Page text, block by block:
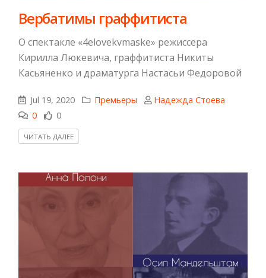
Вербатимы граффитиста
О спектакле «4elovekvmaske» режиссера
Кирилла Люкевича, граффитиста Никиты
Касьяненко и драматурга Настасьи Федоровой
Jul 19, 2020 Премьеры
Надежда Стоева
0
0
ЧИТАТЬ ДАЛЕЕ